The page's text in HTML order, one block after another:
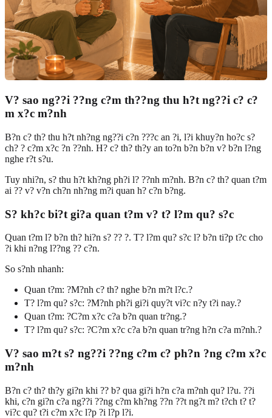
V? sao ng??i ??ng c?m th??ng thu h?t ng??i c? c?
m x?c m?nh
B?n c? th? thu h?t nh?ng ng??i c?n ???c an ?i, l?i khuy?n ho?c s?
ch? ? c?m x?c ?n ??nh. H? c? th? th?y an to?n b?n b?n v? b?n l?ng
nghe r?t s?u.
Tuy nhi?n, s? thu h?t kh?ng ph?i l? ??nh m?nh. B?n c? th? quan t?m
ai ?? v? v?n ch?n nh?ng m?i quan h? c?n b?ng.
S? kh?c bi?t gi?a quan t?m v? t? l?m qu? s?c
Quan t?m l? b?n th? hi?n s? ?? ?. T? l?m qu? s?c l? b?n ti?p t?c cho
?i khi n?ng l??ng ?? c?n.
So s?nh nhanh:
Quan t?m: ?M?nh c? th? nghe b?n m?t l?c.?
T? l?m qu? s?c: ?M?nh ph?i gi?i quy?t vi?c n?y t?i nay.?
Quan t?m: ?C?m x?c c?a b?n quan tr?ng.?
T? l?m qu? s?c: ?C?m x?c c?a b?n quan tr?ng h?n c?a m?nh.?
V? sao m?t s? ng??i ??ng c?m c? ph?n ?ng c?m x?c
m?nh
B?n c? th? th?y gi?n khi ?? b? qua gi?i h?n c?a m?nh qu? l?u. ??i
khi, c?n gi?n c?a ng??i ??ng c?m kh?ng ??n ??t ng?t m? t?ch t? t?
vi?c qu? t?i c?m x?c l?p ?i l?p l?i.